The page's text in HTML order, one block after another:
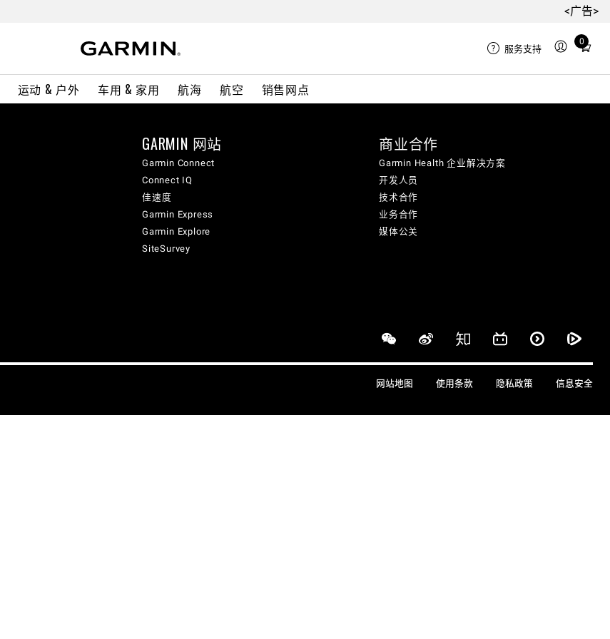
<广告>
运动 & 户外 车用 & 家用 航海 航空 销售网点
服务支持
0
Total
in
GARMIN 网站
Garmin Connect
Connect IQ
佳速度
Garmin Express
Garmin Explore
SiteSurvey
商业合作
Garmin Health 企业解决方案
开发人员
技术合作
业务合作
媒体公关
网站地图 使用条款 隐私政策 信息安全